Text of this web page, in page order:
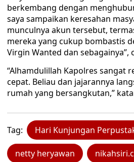
berkembang dengan
saya sampaikan keresahan
munculnya akun tersebut,
mereka yang cukup bombastis
Virgin Wanted dan sebagainya”,
“Alhamdulillah Kapolres sangat
cepat. Beliau dan jajarannya
rumah yang bersangkutan,”
Tag: Hari Kunjungan
netty heryawan